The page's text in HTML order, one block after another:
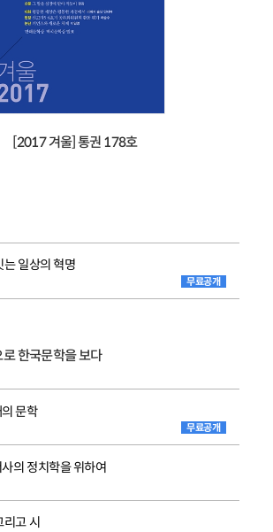
[2017 겨울] 통권 178호
일상의 혁명
무료공개
한국문학을 보다
문학
무료공개
의 정치학을 위하여
고 시